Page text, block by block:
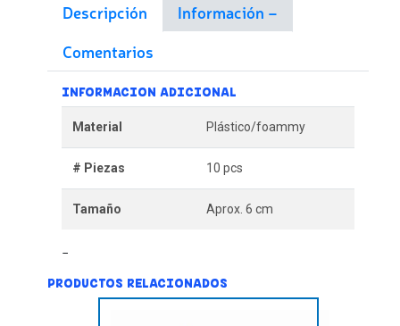
Descripción
Información
Comentarios
INFORMACION ADICIONAL
Material Plástico/foammy
# Piezas 10 pcs
Tamaño Aprox. 6 cm
PRODUCTOS RELACIONADOS